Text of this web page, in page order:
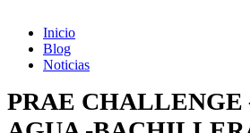
Inicio
Blog
Noticias
PRAE CHALLENGE